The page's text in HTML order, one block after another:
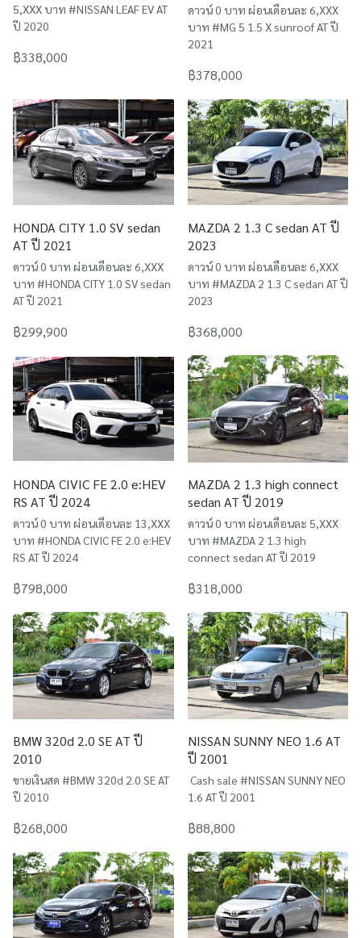
5,XXX บาท #NISSAN LEAF EV AT
ปี 2020
฿338,000
ดาวน์ 0 บาท ผ่อนเดือนละ 6,XXX
บาท #MG 5 1.5 X sunroof AT ปี
2021
฿378,000
HONDA CITY 1.0 SV sedan
AT ปี 2021
ดาวน์ 0 บาท ผ่อนเดือนละ 6,XXX
บาท #HONDA CITY 1.0 SV sedan
AT ปี 2021
฿299,900
MAZDA 2 1.3 C sedan AT ปี
2023
ดาวน์ 0 บาท ผ่อนเดือนละ 6,XXX
บาท #MAZDA 2 1.3 C sedan AT ปี
2023
฿368,000
HONDA CIVIC FE 2.0 e:HEV
RS AT ปี 2024
ดาวน์ 0 บาท ผ่อนเดือนละ 13,XXX
บาท #HONDA CIVIC FE 2.0 e:HEV
RS AT ปี 2024
฿798,000
MAZDA 2 1.3 high connect
sedan AT ปี 2019
ดาวน์ 0 บาท ผ่อนเดือนละ 5,XXX
บาท #MAZDA 2 1.3 high
connect sedan AT ปี 2019
฿318,000
BMW 320d 2.0 SE AT ปี
2010
ขายเงินสด #BMW 320d 2.0 SE AT
ปี 2010
฿268,000
NISSAN SUNNY NEO 1.6 AT
ปี 2001
Cash sale #NISSAN SUNNY NEO
1.6 AT ปี 2001
฿88,800